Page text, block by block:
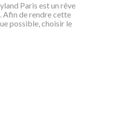
Paris est un rêve
Afin de rendre cette
possible, choisir le